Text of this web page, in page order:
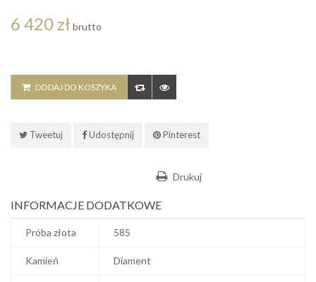
6 420 zł brutto
DODAJ DO KOSZYKA
Tweetuj Udostępnij Pinterest
Drukuj
INFORMACJE DODATKOWE
Próba złota 585
Kamień Diament